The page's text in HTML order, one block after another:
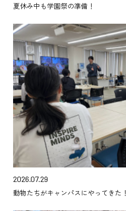
夏休み中も学園祭の準備！
2026.07.29
動物たちがキャンパスにやってきた！